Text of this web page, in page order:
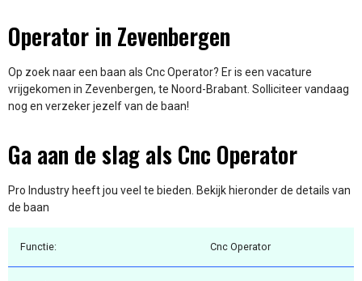
Operator in Zevenbergen
Op zoek naar een baan als Cnc Operator? Er is een vacature
vrijgekomen in Zevenbergen, te Noord-Brabant. Solliciteer vandaag
nog en verzeker jezelf van de baan!
Ga aan de slag als Cnc Operator
Pro Industry heeft jou veel te bieden. Bekijk hieronder de details van
de baan
Functie: Cnc Operator